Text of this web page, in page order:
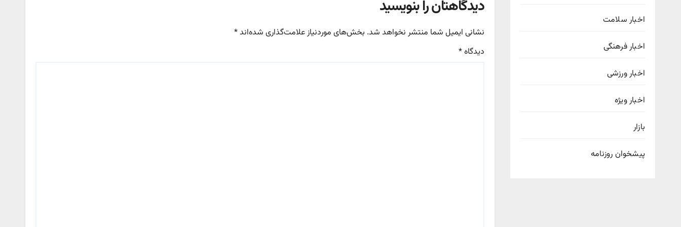
اخبار سلامت
اخبار فرهنگی
اخبار ورزشی
اخبار ویژه
بازار
پیشخوان روزنامه
دیدگاهتان را بنویسید
نشانی ایمیل شما منتشر نخواهد شد. بخش‌های موردنیاز علامت‌گذاری شده‌اند*
دیدگاه*